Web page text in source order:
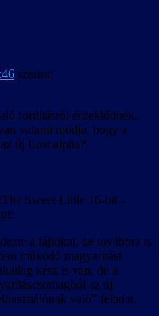
szerint:
fordításról érdeklődnék,
valami módja, hogy a
új Lost alpha?
The Sweet Little 16-bit -
a fájlokat, de továbbra is
működő magyarítást
kész is van, de a
az új
való” feladat.